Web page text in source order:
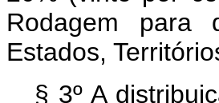
Rodagem para
Estados,
§ 3º A